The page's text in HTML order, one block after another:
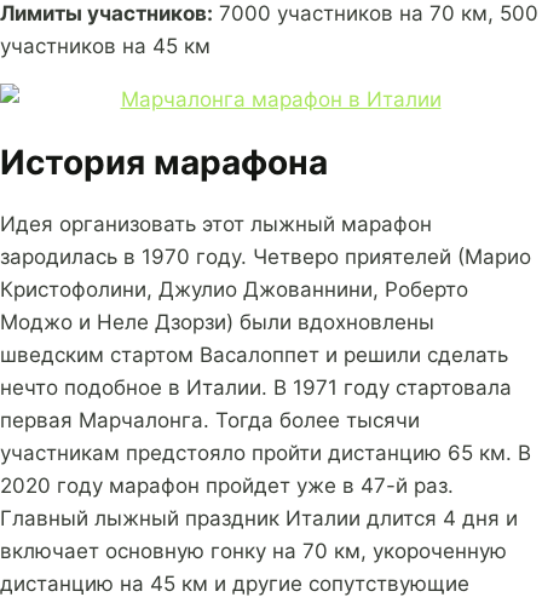
Лимиты участников: 7000 участников на 70 км, 500
участников на 45 км
История марафона
Идея организовать этот лыжный марафон
зародилась в 1970 году. Четверо приятелей (Марио
Кристофолини, Джулио Джованнини, Роберто
Моджо и Неле Дзорзи) были вдохновлены
шведским стартом Васалоппет и решили сделать
нечто подобное в Италии. В 1971 году стартовала
первая Марчалонга. Тогда более тысячи
участникам предстояло пройти дистанцию 65 км. В
2020 году марафон пройдет уже в 47-й раз.
Главный лыжный праздник Италии длится 4 дня и
включает основную гонку на 70 км, укороченную
дистанцию на 45 км и другие сопутствующие